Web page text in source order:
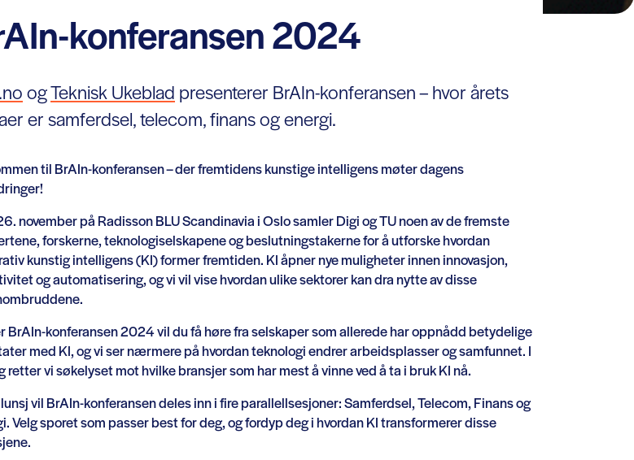
konferansen 2024
ogTeknisk Ukeblad presenterer BrAIn-konferansen – hvor årets
er samferdsel, telecom, finans og energi.
til BrAIn-konferansen – der fremtidens kunstige intelligens møter dagens
november på Radisson BLU Scandinavia i Oslo samler Digi og TU noen av de fremste
forskerne, teknologiselskapene og beslutningstakerne for å utforske hvordan
kunstig intelligens (KI) former fremtiden. KI åpner nye muligheter innen innovasjon,
og automatisering, og vi vil vise hvordan ulike sektorer kan dra nytte av disse
BrAIn-konferansen 2024 vil du få høre fra selskaper som allerede har oppnådd betydelige
med KI, og vi ser nærmere på hvordan teknologi endrer arbeidsplasser og samfunnet. I
retter vi søkelyset mot hvilke bransjer som har mest å vinne ved å ta i bruk KI nå.
vil BrAIn-konferansen deles inn i fire parallellsesjoner: Samferdsel, Telecom, Finans og
Velg sporet som passer best for deg, og fordyp deg i hvordan KI transformerer disse